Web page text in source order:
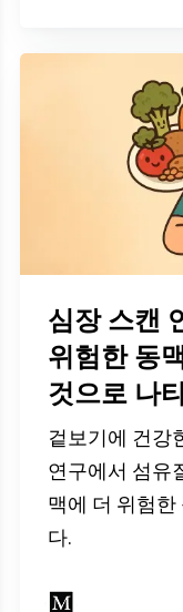
심장 스캔
위험한 동
것으로 나
겉보기에 건강
연구에서 섬유
맥에 더 위험
다.